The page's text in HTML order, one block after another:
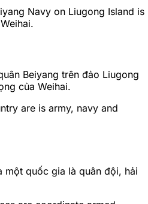
Navy on Liugong Island is
Beiyang trên đảo Liugong
của Weihai.
are is army, navy and
một quốc gia là quân đội, hải